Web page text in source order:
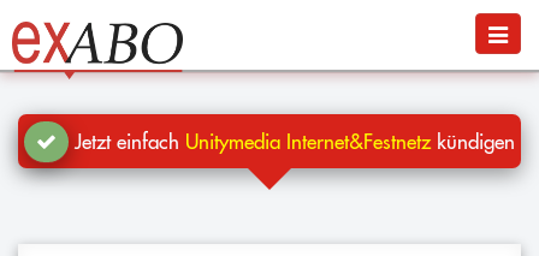
Jetzt kündigen
Blog
Hilfe
Menü
Jetzt einfach Unitymedia Internet&Festnetzkündigen